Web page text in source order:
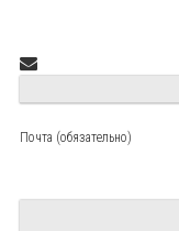
Почта (обязательно)